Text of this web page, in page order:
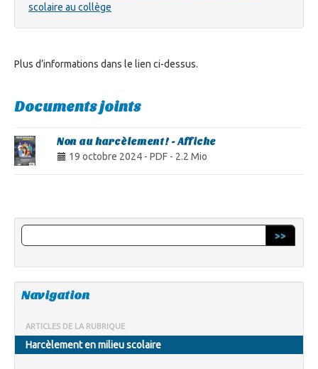
scolaire au collège
Plus d’informations dans le lien ci-dessus.
Documents joints
Non au harcèlement ! - Affiche
19 octobre 2024 - PDF - 2.2 Mio
>>
Navigation
ARTICLES DE LA RUBRIQUE
Harcèlement en milieu scolaire